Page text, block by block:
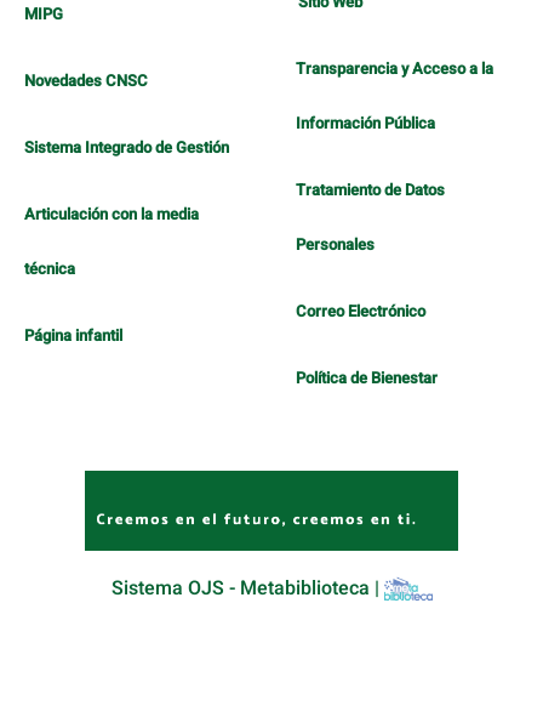
MIPG
Novedades CNSC
Sistema Integrado de Gestión
Articulación con la media
técnica
Página infantil
Transparencia y Acceso a la
Información Pública
Tratamiento de Datos
Personales
Correo Electrónico
Política de Bienestar
Sistema OJS - Metabiblioteca |